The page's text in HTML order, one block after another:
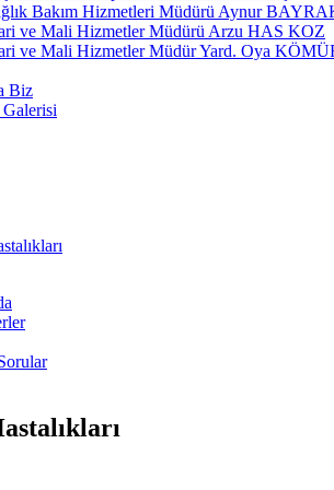
Bakım Hizmetleri Müdürü Aynur
ve Mali Hizmetler Müdürü Arzu HAS KOZ
ve Mali Hizmetler Müdür Yard. Oya
Biz